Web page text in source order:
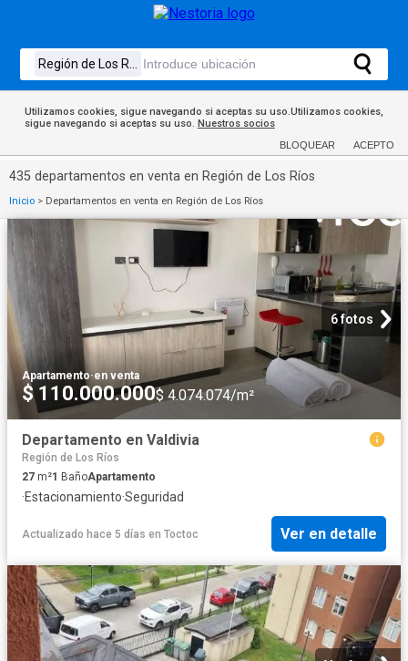
Utilizamos cookies, sigue navegando si aceptas su uso.Utilizamos cookies,
sigue navegando si aceptas su uso. Nuestros socios
BLOQUEAR ACEPTO
435 departamentos en venta en Región de Los Ríos
Inicio > Departamentos en venta en Región de Los Ríos
6 fotos
Apartamento·en venta
$ 110.000.000$ 4.074.074/m²
Departamento en Valdivia
Región de Los Ríos
27 m²1 BañoApartamento
·Estacionamiento·Seguridad
Actualizado hace 5 días en Toctoc Ver en detalle